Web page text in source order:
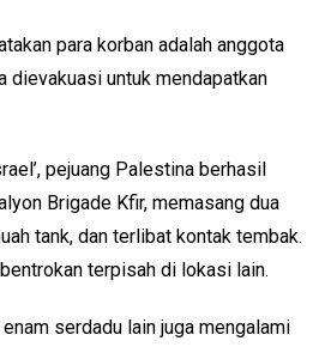
para korban adalah anggota
dievakuasi untuk mendapatkan
pejuang Palestina berhasil
Brigade Kfir, memasang dua
tank, dan terlibat kontak tembak.
terpisah di lokasi lain.
serdadu lain juga mengalami